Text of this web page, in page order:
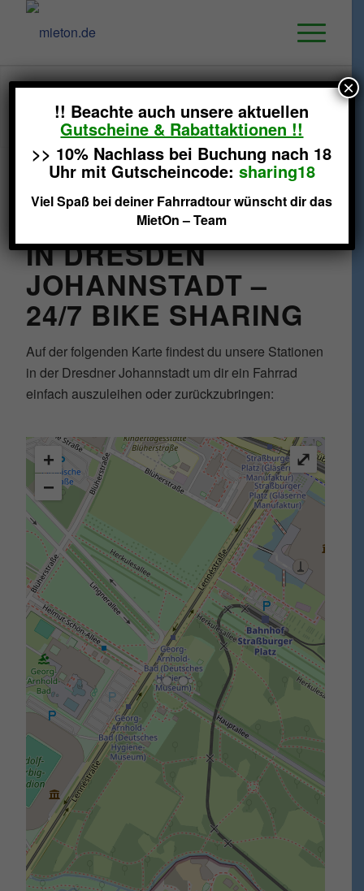
Dresden per Fahrrad erkunden!?
Es lohnt sich!
FAHRRADVERLEIH
IN DRESDEN
JOHANNSTADT –
24/7 BIKE SHARING
Auf der folgenden Karte findest du unsere Stationen
in der Dresdner Johannstadt um dir ein Fahrrad
einfach auszuleihen oder zurückzubringen:
+
−
⤢
!! Beachte auch unsere aktuellen
Gutscheine & Rabattaktionen !!
>> 10% Nachlass bei Buchung nach 18
Uhr mit Gutscheincode: sharing18
Viel Spaß bei deiner Fahrradtour wünscht dir das
MietOn – Team
×